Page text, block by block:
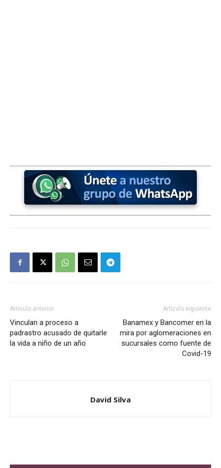
Artículo anterior
Vinculan a proceso a
padrastro acusado de quitarle
la vida a niño de un año
Artículo siguiente
Banamex y Bancomer en la
mira por aglomeraciones en
sucursales como fuente de
Covid-19
David Silva